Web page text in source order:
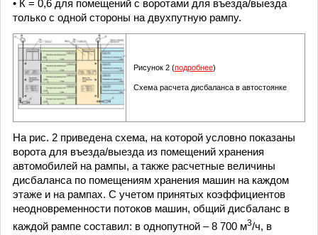
• К = 0,6 для помещений с воротами для въезда/выезда
только c одной стороны на двухпутную рампу.
Рисунок 2 (подробнее)
Схема расчета дисбаланса в автостоянке
На рис. 2 приведена схема, на которой условно показаны
ворота для въезда/выезда из помещений хранения
автомобилей на рампы, а также расчетные величины
дисбаланса по помещениям хранения машин на каждом
этаже и на рампах. С учетом принятых коэффициентов
неодновременности потоков машин, общий дисбаланс в
каждой рампе составил: в однопутной – 8 700 м3/ч, в